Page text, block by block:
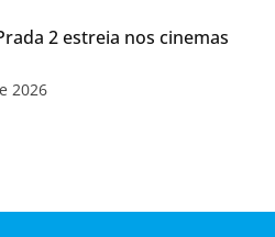
2 estreia nos cinemas
2026